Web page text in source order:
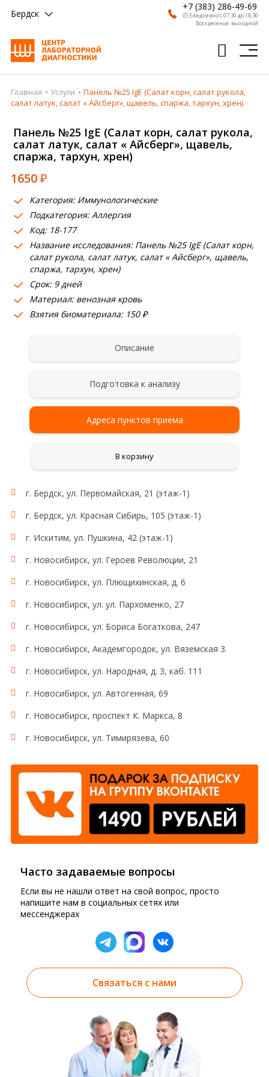
Бердск
+7 (383) 286-49-69
🕗 Ежедневно с 07:30 до 18:30
Воскресенье: выходной
Главная
Врачи
Получить результат
Пациентам
О компании
Где сдать
Партнерам
Главная Услуги
Панель №25 IgE (Салат корн, салат рукола,
салат латук, салат « Айсберг», щавель, спаржа, тархун, хрен)
Панель №25 IgE (Салат корн, салат рукола,
салат латук, салат « Айсберг», щавель,
спаржа, тархун, хрен)
1650₽
Категория: Иммунологические
Подкатегория: Аллергия
Код: 18-177
Название исследования: Панель №25 IgE (Салат корн,
салат рукола, салат латук, салат « Айсберг», щавель,
спаржа, тархун, хрен)
Срок: 9 дней
Материал: венозная кровь
Взятия биоматериала: 150 ₽
Описание
Подготовка к анализу
Адреса пунктов приема
В корзину
г. Бердск, ул. Первомайская, 21 (этаж-1)
г. Бердск, ул. Красная Сибирь, 105 (этаж-1)
г. Искитим, ул. Пушкина, 42 (этаж-1)
г. Новосибирск, ул. Героев Революции, 21
г. Новосибирск, ул. Плющихинская, д. 6
г. Новосибирск, ул. ул. Пархоменко, 27
г. Новосибирск, ул. Бориса Богаткова, 247
г. Новосибирск, Академгородок, ул. Вяземская 3.
г. Новосибирск, ул. Народная, д. 3, каб. 111
г. Новосибирск, ул. Автогенная, 69
г. Новосибирск, проспект К. Маркса, 8
г. Новосибирск, ул. Тимирязева, 60
Часто задаваемые вопросы
Если вы не нашли ответ на свой вопрос, просто
напишите нам в социальных сетях или
мессенджерах
Связаться с нами